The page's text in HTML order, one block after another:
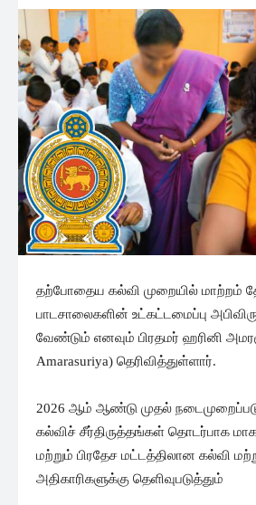
தற்போதைய கல்வி முறையில் மாற்றம்
பாடசாலைகளின் உட்கட்டமைப்பு
வேண்டும் எனவும் பிரதமர் ஹரினி
Amarasuriya) தெரிவித்துள்ளார்.
2026 ஆம் ஆண்டு முதல்
கல்விச் சீர்திருத்தங்கள் தொடர்பாக
மற்றும் பிரதேச மட்டத்திலான கல்வி
அதிகாரிகளுக்கு தெளிவுபடுத்தும்